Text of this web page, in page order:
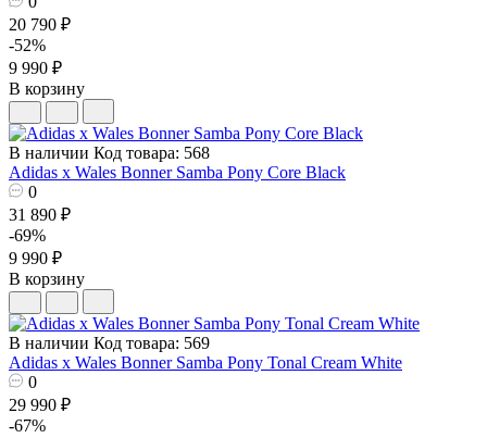
20 790 ₽
-52%
9 990 ₽
В корзину
В наличии Код товара: 568
Adidas x Wales Bonner Samba Pony Core Black
0
31 890 ₽
-69%
9 990 ₽
В корзину
В наличии Код товара: 569
Adidas x Wales Bonner Samba Pony Tonal Cream White
0
29 990 ₽
-67%